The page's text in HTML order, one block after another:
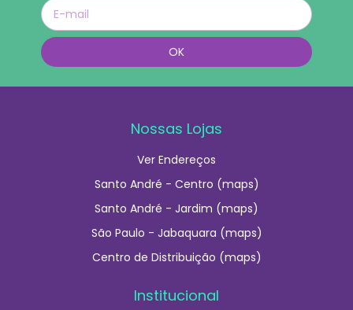
Nossas Lojas
Ver Endereços
Santo André - Centro (maps)
Santo André - Jardim (maps)
São Paulo - Jabaquara (maps)
Centro de Distribuição (maps)
Institucional